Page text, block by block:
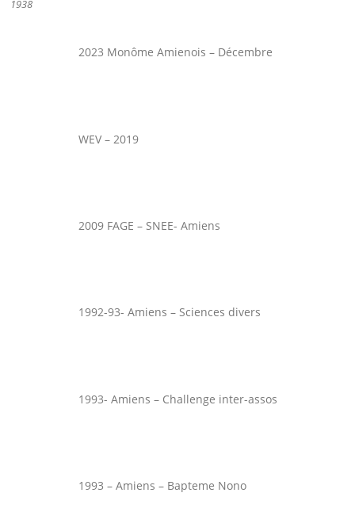
1938
2023 Monôme Amienois – Décembre
WEV – 2019
2009 FAGE – SNEE- Amiens
1992-93- Amiens – Sciences divers
1993- Amiens – Challenge inter-assos
1993 – Amiens – Bapteme Nono